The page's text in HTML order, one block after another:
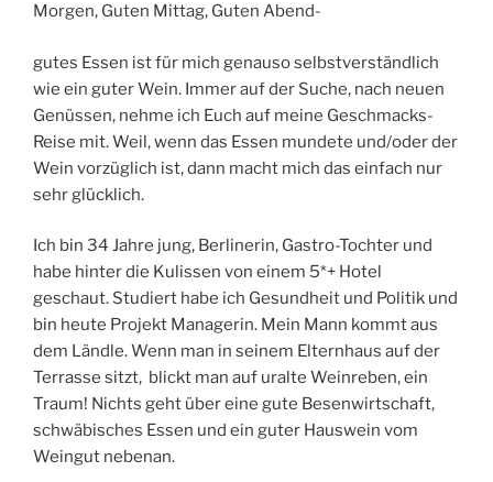
Morgen, Guten Mittag, Guten Abend-
gutes Essen ist für mich genauso selbstverständlich
wie ein guter Wein. Immer auf der Suche, nach neuen
Genüssen, nehme ich Euch auf meine Geschmacks-
Reise mit. Weil, wenn das Essen mundete und/oder der
Wein vorzüglich ist, dann macht mich das einfach nur
sehr glücklich.
Ich bin 34 Jahre jung, Berlinerin, Gastro-Tochter und
habe hinter die Kulissen von einem 5*+ Hotel
geschaut. Studiert habe ich Gesundheit und Politik und
bin heute Projekt Managerin. Mein Mann kommt aus
dem Ländle. Wenn man in seinem Elternhaus auf der
Terrasse sitzt, blickt man auf uralte Weinreben, ein
Traum! Nichts geht über eine gute Besenwirtschaft,
schwäbisches Essen und ein guter Hauswein vom
Weingut nebenan.